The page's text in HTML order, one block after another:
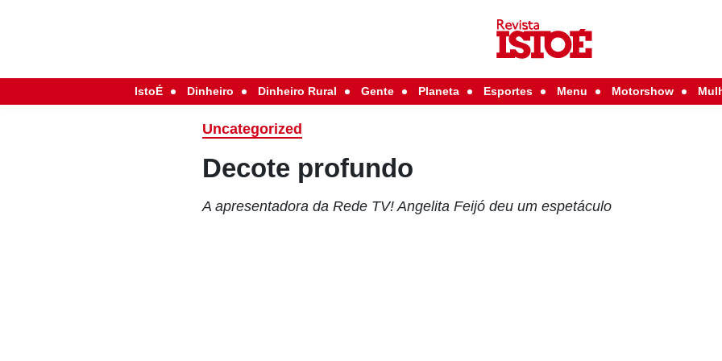
IstoÉ Dinheiro Dinheiro Rural Gente Planeta Esportes Menu Motorshow
Uncategorized
Decote profundo
A apresentadora da Rede TV! Angelita Feijó deu um espetáculo